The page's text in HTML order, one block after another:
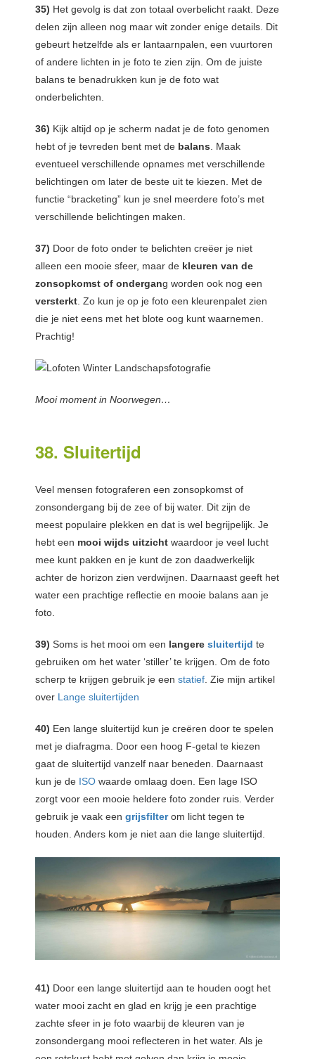
35) Het gevolg is dat zon totaal overbelicht raakt. Deze
delen zijn alleen nog maar wit zonder enige details. Dit
gebeurt hetzelfde als er lantaarnpalen, een vuurtoren
of andere lichten in je foto te zien zijn. Om de juiste
balans te benadrukken kun je de foto wat
onderbelichten.
36) Kijk altijd op je scherm nadat je de foto genomen
hebt of je tevreden bent met de balans . Maak
eventueel verschillende opnames met verschillende
belichtingen om later de beste uit te kiezen. Met de
functie “bracketing” kun je snel meerdere foto’s met
verschillende belichtingen maken.
37) Door de foto onder te belichten creëer je niet
alleen een mooie sfeer, maar de kleuren van de
zonsopkomst of ondergang worden ook nog een
versterkt . Zo kun je op je foto een kleurenpalet zien
die je niet eens met het blote oog kunt waarnemen.
Prachtig!
Mooi moment in Noorwegen…
38. Sluitertijd
Veel mensen fotograferen een zonsopkomst of
zonsondergang bij de zee of bij water. Dit zijn de
meest populaire plekken en dat is wel begrijpelijk. Je
hebt een mooi wijds uitzicht waardoor je veel lucht
mee kunt pakken en je kunt de zon daadwerkelijk
achter de horizon zien verdwijnen. Daarnaast geeft het
water een prachtige reflectie en mooie balans aan je
foto.
39) Soms is het mooi om een langere sluitertijd te
gebruiken om het water ‘stiller’ te krijgen. Om de foto
scherp te krijgen gebruik je een statief . Zie mijn artikel
over Lange sluitertijden
40) Een lange sluitertijd kun je creëren door te spelen
met je diafragma. Door een hoog F-getal te kiezen
gaat de sluitertijd vanzelf naar beneden. Daarnaast
kun je de ISO waarde omlaag doen. Een lage ISO
zorgt voor een mooie heldere foto zonder ruis. Verder
gebruik je vaak een grijsfilterom licht tegen te
houden. Anders kom je niet aan die lange sluitertijd.
41) Door een lange sluitertijd aan te houden oogt het
water mooi zacht en glad en krijg je een prachtige
zachte sfeer in je foto waarbij de kleuren van je
zonsondergang mooi reflecteren in het water. Als je